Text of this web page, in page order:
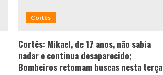
Cortês
Cortês: Mikael, de 17 anos, não sabia
nadar e continua desaparecido;
Bombeiros retomam buscas nesta terça